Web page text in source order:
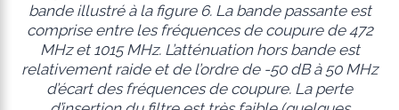
bande illustré à la figure 6. La bande passante est
comprise entre les fréquences de coupure de 472
MHz et 1015 MHz. L’atténuation hors bande est
relativement raide et de l’ordre de -50 dB à 50 MHz
d’écart des fréquences de coupure. La perte